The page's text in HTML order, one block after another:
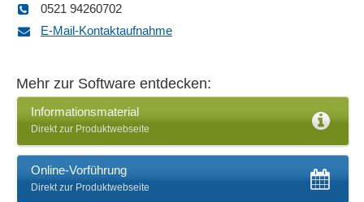
0521 94260702
E-Mail-Kontaktaufnahme
Mehr zur Software entdecken:
Informationsmaterial
Direkt zur Produktwebseite
Online-Vorführung
Direkt zur Produktwebseite